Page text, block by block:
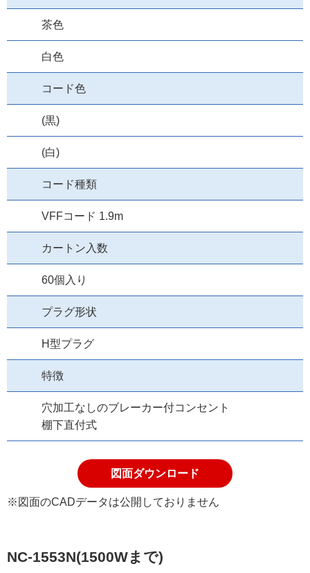
茶色
白色
コード色
(黒)
(白)
コード種類
VFFコード 1.9m
カートン入数
60個入り
プラグ形状
H型プラグ
特徴
穴加工なしのブレーカー付コンセント
棚下直付式
図面ダウンロード
※図面のCADデータは公開しておりません
NC-1553N(1500Wまで)